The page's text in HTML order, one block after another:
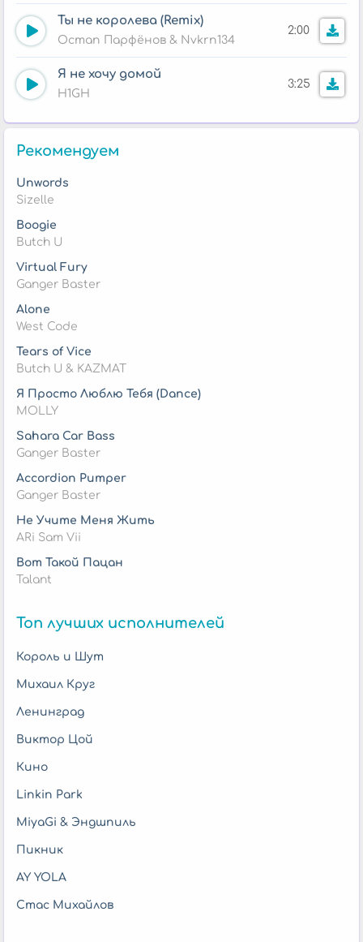
Ты не королева (Remix)
Остап Парфёнов & Nvkrn134
2:00
Я не хочу домой
H1GH
3:25
Рекомендуем
Unwords
Sizelle
Boogie
Butch U
Virtual Fury
Ganger Baster
Alone
West Code
Tears of Vice
Butch U & KAZMAT
Я Просто Люблю Тебя (Dance)
MOLLY
Sahara Car Bass
Ganger Baster
Accordion Pumper
Ganger Baster
Не Учите Меня Жить
ARi Sam Vii
Вот Такой Пацан
Talant
Топ лучших исполнителей
Король и Шут
Михаил Круг
Ленинград
Виктор Цой
Кино
Linkin Park
MiyaGi & Эндшпиль
Пикник
AY YOLA
Стас Михайлов